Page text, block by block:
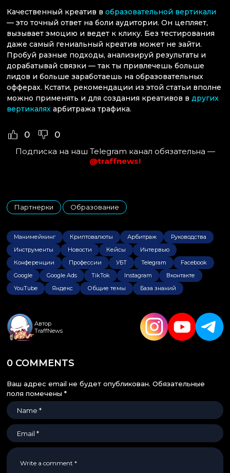
Качественный креатив в образовательной вертикали
— это точный ответ на боли аудитории. Он цепляет,
вызывает эмоцию и ведет к клику. Без тестирования
даже самый гениальный креатив может не зайти.
Пробуй разные подходы, анализируй результаты и
дорабатывай связки — так ты привлечешь больше
лидов и больше заработаешь на образовательных
офферах. Кстати, рекомендации из этой статьи вполне
можно применять и для создания креативов в других
вертикалях арбитража трафика.
0 0
Подписка на наш Telegram канал обязательна —
@traffnews!
Партнерки
,
Образование
Манимейкинг Криптовалюты Арбитраж
Руководства
Инструменты
Новости Кейсы
Интервью
Конференции
Профессии УБТ Telegram
Facebook
Google
Google Ads TikTok Instagram
Вконтакте
YouTube
Яндекс Общие темы База знаний
Автор
TraffNews
0 COMMENTS
Ваш адрес email не будет опубликован. Обязательные
поля помечены *